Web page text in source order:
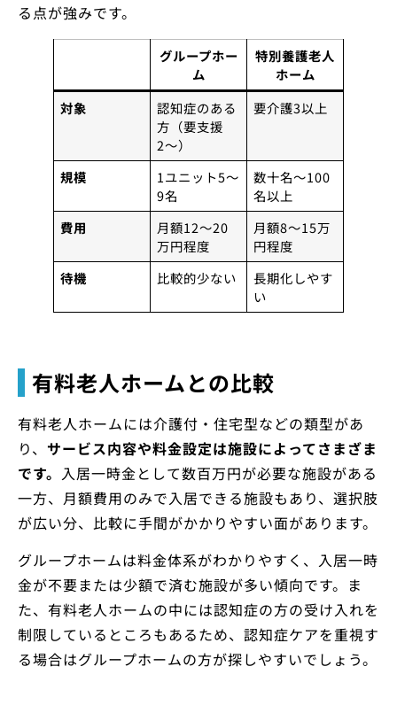
る点が強みです。
グループホー
ム
特別養護老人
ホーム
対象
認知症のある
方（要支援
2〜）
要介護3以上
規模
1ユニット5〜
9名
数十名〜100
名以上
費用
月額12〜20
万円程度
月額8〜15万
円程度
待機
比較的少ない
長期化しやす
い
有料老人ホームとの比較
有料老人ホームには介護付・住宅型などの類型があ
り、 サービス内容や料金設定は施設によってさまざま
です。 入居一時金として数百万円が必要な施設がある
一方、月額費用のみで入居できる施設もあり、選択肢
が広い分、比較に手間がかかりやすい面があります。
グループホームは料金体系がわかりやすく、入居一時
金が不要または少額で済む施設が多い傾向です。ま
た、有料老人ホームの中には認知症の方の受け入れを
制限しているところもあるため、認知症ケアを重視す
る場合はグループホームの方が探しやすいでしょう。